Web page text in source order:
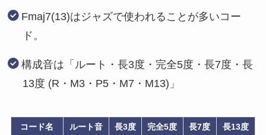
Fmaj7(13)はジャズで使われることが多いコー
ド。
構成音は「ルート・長3度・完全5度・長7度・長
13度 (R・M3・P5・M7・M13)」
コード名 ルート音 長3度 完全5度 長7度 長13度